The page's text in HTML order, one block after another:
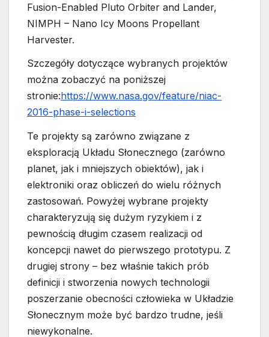
Fusion-Enabled Pluto Orbiter and Lander,
NIMPH – Nano Icy Moons Propellant
Harvester.
Szczegóły dotyczące wybranych projektów
można zobaczyć na poniższej
stronie:https://www.nasa.gov/feature/niac-
2016-phase-i-selections
Te projekty są zarówno związane z
eksploracją Układu Słonecznego (zarówno
planet, jak i mniejszych obiektów), jak i
elektroniki oraz obliczeń do wielu różnych
zastosowań. Powyżej wybrane projekty
charakteryzują się dużym ryzykiem i z
pewnością długim czasem realizacji od
koncepcji nawet do pierwszego prototypu. Z
drugiej strony – bez właśnie takich prób
definicji i stworzenia nowych technologii
poszerzanie obecności człowieka w Układzie
Słonecznym może być bardzo trudne, jeśli
niewykonalne.